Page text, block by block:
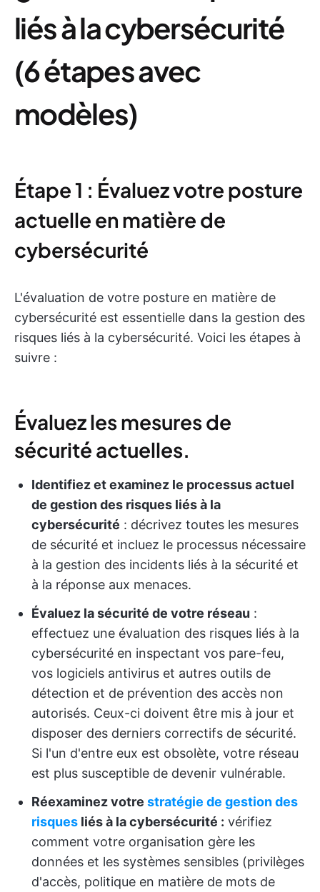
liés à la cybersécurité
(6 étapes avec
modèles)
Étape 1 : Évaluez votre posture
actuelle en matière de
cybersécurité
L'évaluation de votre posture en matière de
cybersécurité est essentielle dans la gestion des
risques liés à la cybersécurité. Voici les étapes à
suivre :
Évaluez les mesures de
sécurité actuelles.
Identifiez et examinez le processus actuel
de gestion des risques liés à la
cybersécurité : décrivez toutes les mesures
de sécurité et incluez le processus nécessaire
à la gestion des incidents liés à la sécurité et
à la réponse aux menaces.
Évaluez la sécurité de votre réseau :
effectuez une évaluation des risques liés à la
cybersécurité en inspectant vos pare-feu,
vos logiciels antivirus et autres outils de
détection et de prévention des accès non
autorisés. Ceux-ci doivent être mis à jour et
disposer des derniers correctifs de sécurité.
Si l'un d'entre eux est obsolète, votre réseau
est plus susceptible de devenir vulnérable.
Réexaminez votre stratégie de gestion des
risques liés à la cybersécurité : vérifiez
comment votre organisation gère les
données et les systèmes sensibles (privilèges
d'accès, politique en matière de mots de